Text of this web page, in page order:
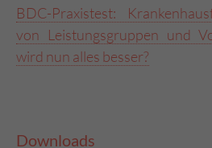
BDC-Praxistest:
von Leistungsgruppen und
wird nun alles besser?
Downloads